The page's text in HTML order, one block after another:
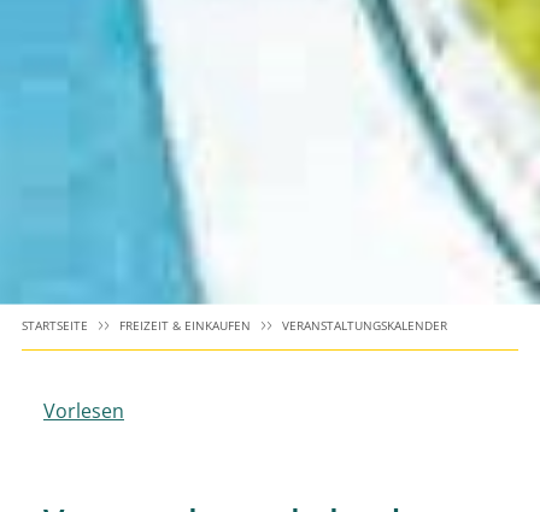
STARTSEITE FREIZEIT & EINKAUFEN VERANSTALTUNGSKALENDER
Vorlesen